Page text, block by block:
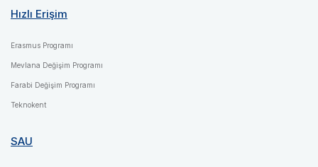
Hızlı Erişim
Erasmus Programı
Mevlana Değişim Programı
Farabi Değişim Programı
Teknokent
SAU